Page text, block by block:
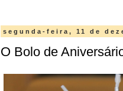
segunda-feira, 11 de
O Bolo de